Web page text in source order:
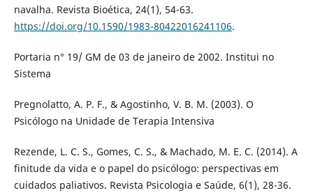
navalha. Revista Bioética, 24(1), 54-63.
https://doi.org/10.1590/1983-80422016241106.
Portaria n° 19/ GM de 03 de janeiro de 2002. Institui no
Sistema
Pregnolatto, A. P. F., & Agostinho, V. B. M. (2003). O
Psicólogo na Unidade de Terapia Intensiva
Rezende, L. C. S., Gomes, C. S., & Machado, M. E. C. (2014). A
finitude da vida e o papel do psicólogo: perspectivas em
cuidados paliativos. Revista Psicologia e Saúde, 6(1), 28-36.